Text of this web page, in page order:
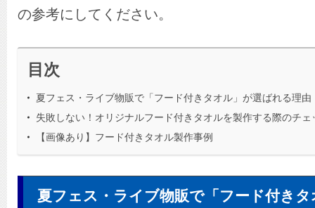
の参考にしてください。
目次
夏フェス・ライブ物販で「フード付きタオル」が選ばれる理由
失敗しない！オリジナルフード付きタオルを製作する際のチ
【画像あり】フード付きタオル製作事例
夏フェス・ライブ物販で「フード付き